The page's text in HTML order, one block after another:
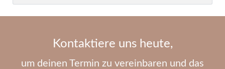
Kontaktiere uns heute,
um deinen Termin zu vereinbaren und das